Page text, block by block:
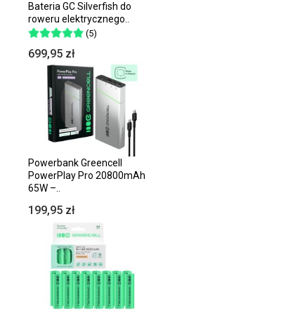
Bateria GC Silverfish do
roweru elektrycznego..
(5)
699,95 zł
Powerbank Greencell
PowerPlay Pro 20800mAh
65W –..
199,95 zł